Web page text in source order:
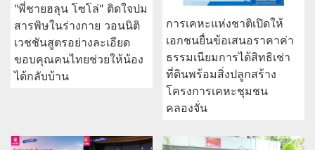
"พี่ชายฮลุน โซโล่" ติดใจปม
สารพิษในร่างกาย วอนนิติ
เวชชันสูตรอย่างละเอียด
ขอบคุณคนไทยช่วยให้น้อง
ได้กลับบ้าน
การเคหะแห่งชาติเปิดให้
เอกชนยื่นข้อเสนอราคาค่า
ธรรมเนียมการได้สิทธิเช่า
ที่ดินพร้อมสิ่งปลูกสร้าง
โครงการเคหะชุมชน
คลองจั่น